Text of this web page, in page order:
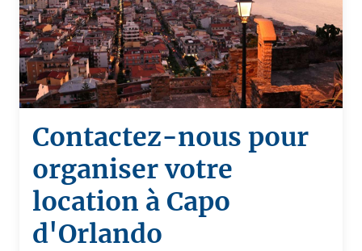
Contactez-nous pour
organiser votre
location à Capo
d'Orlando